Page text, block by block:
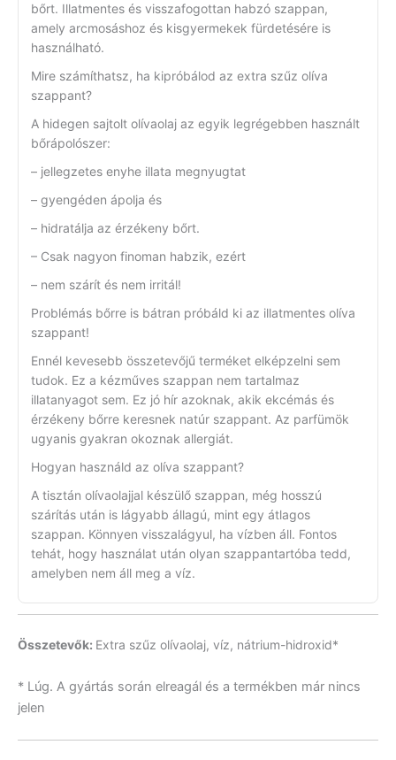
bőrt. Illatmentes és visszafogottan habzó szappan,
amely arcmosáshoz és kisgyermekek fürdetésére is
használható.
Mire számíthatsz, ha kipróbálod az extra szűz olíva
szappant?
A hidegen sajtolt olívaolaj az egyik legrégebben használt
bőrápolószer:
– jellegzetes enyhe illata megnyugtat
– gyengéden ápolja és
– hidratálja az érzékeny bőrt.
– Csak nagyon finoman habzik, ezért
– nem szárít és nem irritál!
Problémás bőrre is bátran próbáld ki az illatmentes olíva
szappant!
Ennél kevesebb összetevőjű terméket elképzelni sem
tudok. Ez a kézműves szappan nem tartalmaz
illatanyagot sem. Ez jó hír azoknak, akik ekcémás és
érzékeny bőrre keresnek natúr szappant. Az parfümök
ugyanis gyakran okoznak allergiát.
Hogyan használd az olíva szappant?
A tisztán olívaolajjal készülő szappan, még hosszú
szárítás után is lágyabb állagú, mint egy átlagos
szappan. Könnyen visszalágyul, ha vízben áll. Fontos
tehát, hogy használat után olyan szappantartóba tedd,
amelyben nem áll meg a víz.
Összetevők: Extra szűz olívaolaj, víz, nátrium-hidroxid*
* Lúg. A gyártás során elreagál és a termékben már nincs
jelen